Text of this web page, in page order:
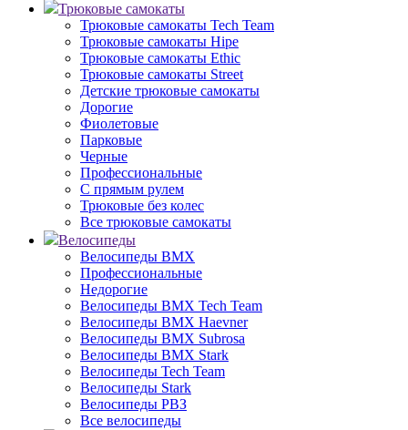
Трюковые самокаты
Трюковые самокаты Tech Team
Трюковые самокаты Hipe
Трюковые самокаты Ethic
Трюковые самокаты Street
Детские трюковые самокаты
Дорогие
Фиолетовые
Парковые
Черные
Профессиональные
С прямым рулем
Трюковые без колес
Все трюковые самокаты
Велосипеды
Велосипеды BMX
Профессиональные
Недорогие
Велосипеды BMX Tech Team
Велосипеды BMX Haevner
Велосипеды BMX Subrosa
Велосипеды BMX Stark
Велосипеды Tech Team
Велосипеды Stark
Велосипеды РВЗ
Все велосипеды